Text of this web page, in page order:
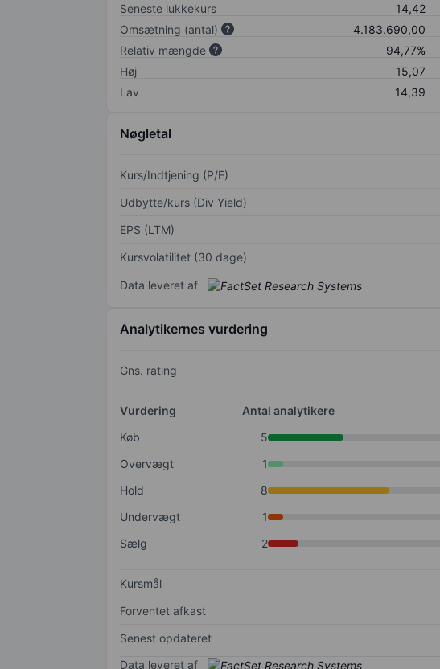
Seneste lukkekurs
14,42
Omsætning (antal)
4.183.690,00
Relativ mængde
94,77%
Høj
15,07
Lav
14,39
Nøgletal
Kurs/Indtjening (P/E)
Udbytte/kurs (Div Yield)
EPS (LTM)
Kursvolatilitet (30 dage)
Data leveret af
Analytikernes vurdering
Gns. rating
Vurdering
Antal analytikere
Køb
5
Overvægt
1
Hold
8
Undervægt
1
Sælg
2
Kursmål
Forventet afkast
Senest opdateret
Data leveret af